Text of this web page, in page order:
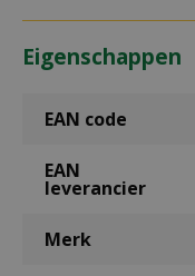
Eigenschappen
EAN code
EAN
leverancier
Merk